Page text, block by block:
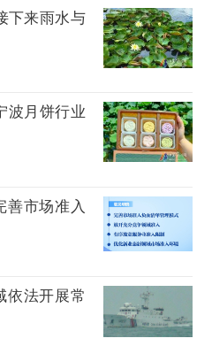
下来雨水与
波月饼行业
善市场准入
依法开展常